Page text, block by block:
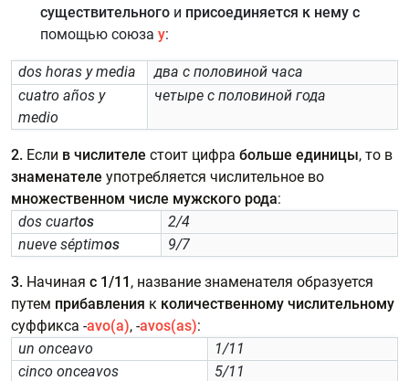
существительного и присоединяется к нему с
помощью союза у:
dos horas у media
два с половиной часа
cuatro años у
medio
четыре с половиной года
2. Если в числителе стоит цифра больше единицы, то в
знаменателе употребляется числительное во
множественном числе мужского рода:
dos cuartos
2/4
nueve séptimos 9/7
3. Начиная с 1/11 , название знаменателя образуется
путем прибавления к количественному числительному
суффикса -avo(a), -avos(as):
un onceavo
1/11
cinco onceavos
5/11